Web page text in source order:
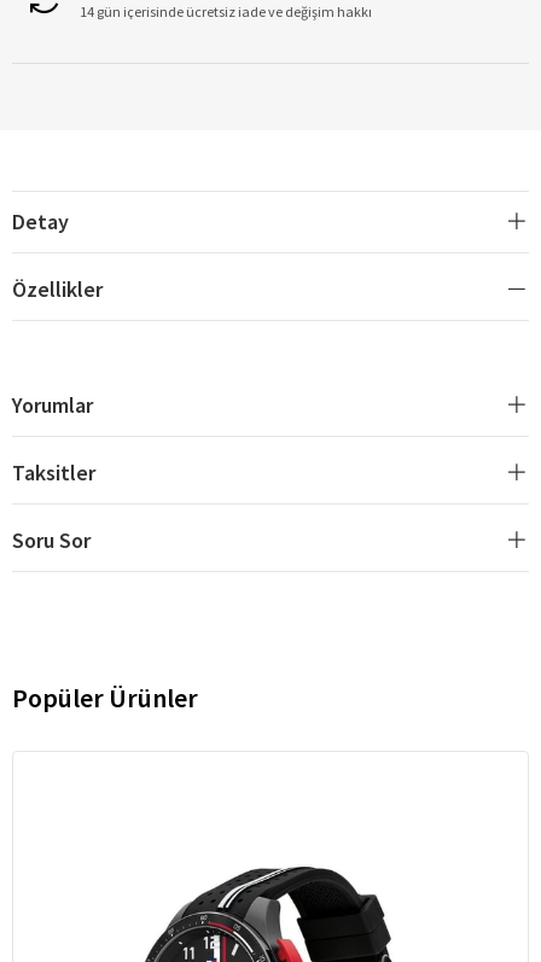
14 gün içerisinde ücretsiz iade ve değişim hakkı
Detay
Özellikler
Yorumlar
Taksitler
Soru Sor
Popüler Ürünler